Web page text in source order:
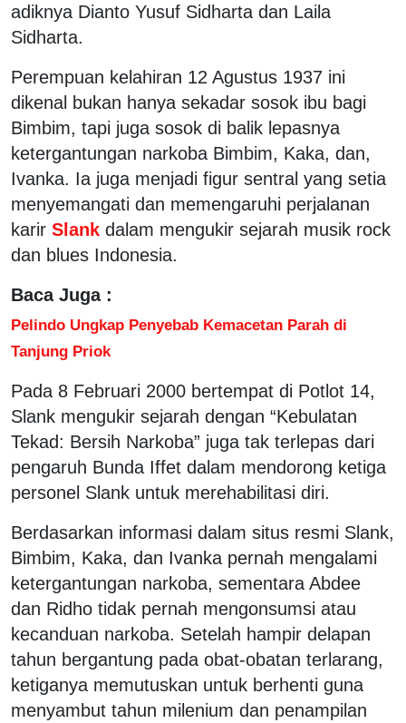
adiknya Dianto Yusuf Sidharta dan Laila
Sidharta.
Perempuan kelahiran 12 Agustus 1937 ini
dikenal bukan hanya sekadar sosok ibu bagi
Bimbim, tapi juga sosok di balik lepasnya
ketergantungan narkoba Bimbim, Kaka, dan,
Ivanka. Ia juga menjadi figur sentral yang setia
menyemangati dan memengaruhi perjalanan
karir Slank dalam mengukir sejarah musik rock
dan blues Indonesia.
Baca Juga :
Pelindo Ungkap Penyebab Kemacetan Parah di
Tanjung Priok
Pada 8 Februari 2000 bertempat di Potlot 14,
Slank mengukir sejarah dengan “Kebulatan
Tekad: Bersih Narkoba” juga tak terlepas dari
pengaruh Bunda Iffet dalam mendorong ketiga
personel Slank untuk merehabilitasi diri.
Berdasarkan informasi dalam situs resmi Slank,
Bimbim, Kaka, dan Ivanka pernah mengalami
ketergantungan narkoba, sementara Abdee
dan Ridho tidak pernah mengonsumsi atau
kecanduan narkoba. Setelah hampir delapan
tahun bergantung pada obat-obatan terlarang,
ketiganya memutuskan untuk berhenti guna
menyambut tahun milenium dan penampilan